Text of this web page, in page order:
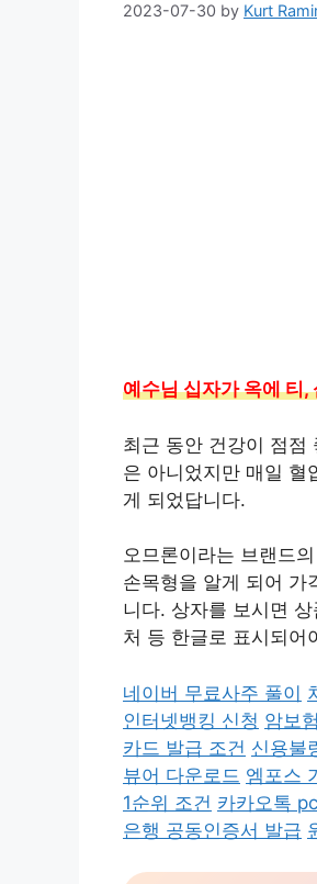
2023-07-30 by Kurt
예수님 십자가 옥에 티,
최근 동안 건강이 점점
은 아니었지만 매일 혈
게 되었답니다.
오므론이라는 브랜드
손목형을 알게 되어 가
니다. 상자를 보시면
처 등 한글로 표시되어
네이버 무료사주 풀이
인터넷뱅킹 신청 암보
카드 발급 조건 신용불
뷰어 다운로드 엠포스
1순위 조건 카카오톡
은행 공동인증서 발급